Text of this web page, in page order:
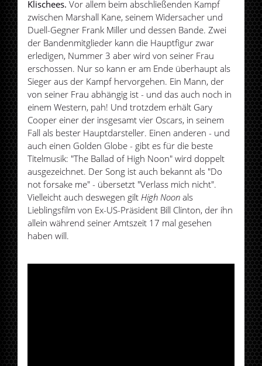
Klischees. Vor allem beim abschließenden Kampf
zwischen Marshall Kane, seinem Widersacher und
Duell-Gegner Frank Miller und dessen Bande. Zwei
der Bandenmitglieder kann die Hauptfigur zwar
erledigen, Nummer 3 aber wird von seiner Frau
erschossen. Nur so kann er am Ende überhaupt als
Sieger aus der Kampf hervorgehen. Ein Mann, der
von seiner Frau abhängig ist - und das auch noch in
einem Western, pah! Und trotzdem erhält Gary
Cooper einer der insgesamt vier Oscars, in seinem
Fall als bester Hauptdarsteller. Einen anderen - und
auch einen Golden Globe - gibt es für die beste
Titelmusik: "The Ballad of High Noon" wird doppelt
ausgezeichnet. Der Song ist auch bekannt als "Do
not forsake me" - übersetzt "Verlass mich nicht".
Vielleicht auch deswegen gilt High Noon als
Lieblingsfilm von Ex-US-Präsident Bill Clinton, der ihn
allein während seiner Amtszeit 17 mal gesehen
haben will.